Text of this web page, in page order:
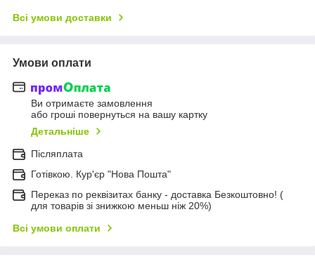
Всі умови доставки
Умови оплати
Ви отримаєте замовлення
або гроші повернуться на вашу картку
Детальніше
Післяплата
Готівкою. Кур'єр "Нова Пошта"
Переказ по реквізитах банку - доставка Безкоштовно! (
для товарів зі знижкою меньш ніж 20%)
Всі умови оплати